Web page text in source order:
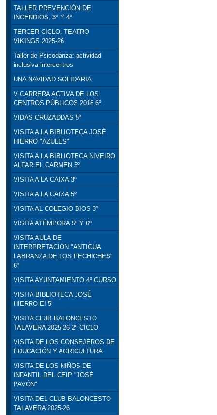
TALLER PREVENCIÓN DE
INCENDIOS, 3º Y 4º
TERCER CICLO. TEATRO
VIKINGS 2025-26
Taller de Psicodanza: actividad
inclusiva intercentros
UNA NAVIDAD SOLIDARIA
V CARRERA ACTIVA DE LOS
CENTROS PÚBLICOS 2018 6º
VIDAS CRUZADDAS 5º
VISITA A LA BIBLIOTECA JOSÉ
HIERRO "AZULES"
VISITA A LA BIBLIOTECA NIVEIRO
ALFAR EL CARMEN 5º
VISITA A LA CAIXA 3º
VISITA A LA CAIXA 5º
VISITA AL COLEGIO BIOS 3º
VISITA ATÉMPORA 5º Y 6º
VISITA AULA DE
INTERPRETACIÓN "ANTIGUA
LABRANZA DE LOS PECHICHES"
6º
VISITA AYUNTAMIENTO 4º CURSO
VISITA BIBLIOTECA JOSÉ
HIERRO EI 5
VISITA CLUB BALONCESTO
TALAVERA 2025-26 2º CICLO
VISITA DE LOS CONSEJEROS DE
EDUCACIÓN Y AGRICULTURA
VISITA DE LOS NIÑOS DE
INFANTIL DEL CEIP "JOSÉ
PAVÓN"
VISITA DEL CLUB BALONCESTO
TALAVERA 2025-26